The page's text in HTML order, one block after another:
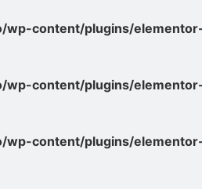
wp-content/plugins/
wp-content/plugins/
wp-content/plugins/